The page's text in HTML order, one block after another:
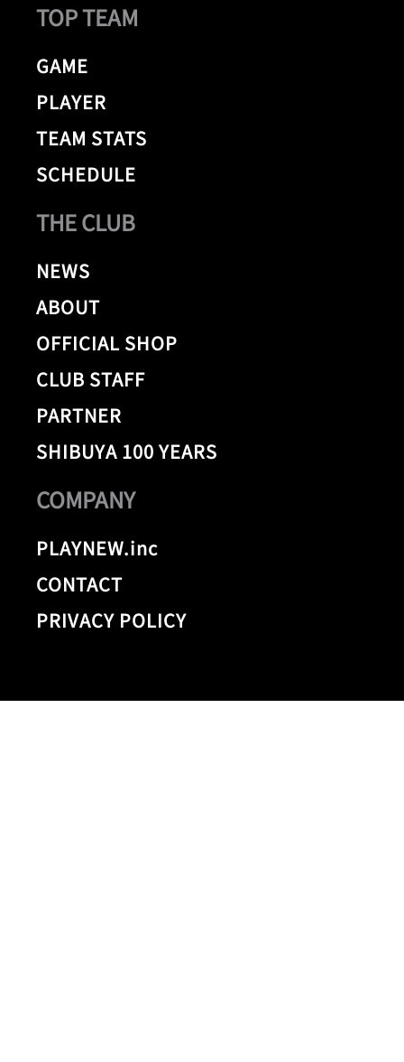
THE CLUB
NEWS
ABOUT
OFFICIAL SHOP
CLUB STAFF
PARTNER
SHIBUYA 100 YEARS
COMPANY
PLAYNEW.inc
CONTACT
PRIVACY POLICY
TOP TEAM
GAME
PLAYER
TEAM STATS
SCHEDULE